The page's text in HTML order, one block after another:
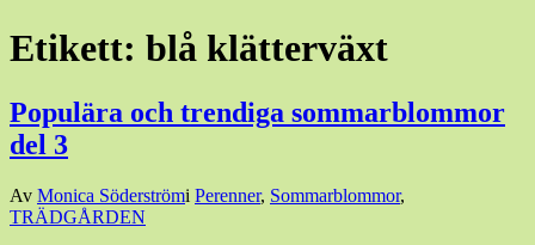
Etikett: blå klätterväxt
Populära och trendiga sommarblommor
del 3
Den
25
Av Monica Söderströmi Perenner, Sommarblommor,
TRÄDGÅRDEN